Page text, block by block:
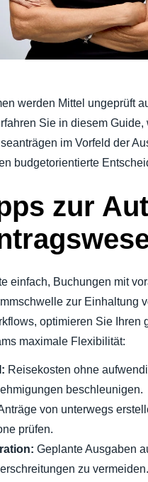
werden Mittel ungeprüft
Sie in diesem
im Vorfeld der
budgetorientierte
zur
einfach, Buchungen mit
zur Einhaltung
optimieren Sie Ihren
maximale Flexibilität:
Reisekosten ohne
beschleunigen.
von unterwegs
prüfen.
Geplante Ausgaben
zu vermeiden.